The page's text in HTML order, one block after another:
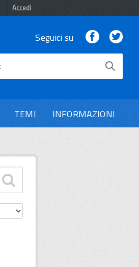
Accedi
Seguici su Facebook
TEMI INFORMAZIONI